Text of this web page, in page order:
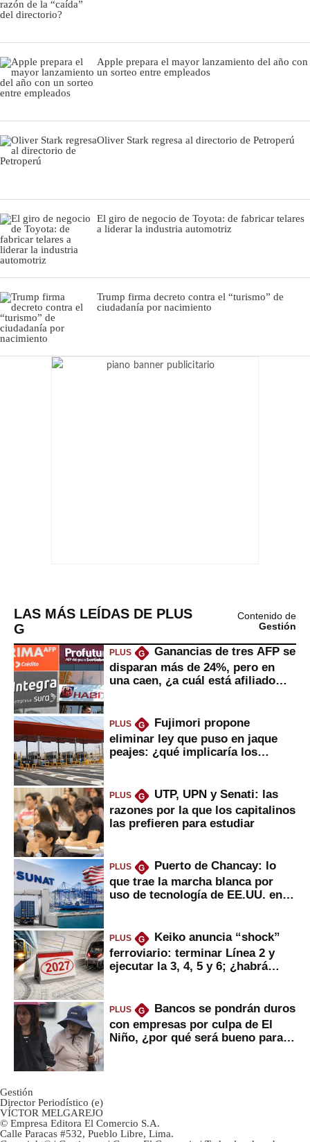
Apple prepara el mayor lanzamiento del año con
un sorteo entre empleados
Oliver Stark regresa al directorio de Petroperú
El giro de negocio de Toyota: de fabricar telares
a liderar la industria automotriz
Trump firma decreto contra el “turismo” de
ciudadanía por nacimiento
LAS MÁS LEÍDAS DE PLUS
G
Contenido de
Gestión
PLUS G
Ganancias de tres AFP se
disparan más de 24%, pero en
una caen, ¿a cuál está afiliado
PLUS G
Fujimori propone
eliminar ley que puso en jaque
peajes: ¿qué implicaría los
PLUS G
UTP, UPN y Senati: las
razones por la que los capitalinos
las prefieren para estudiar
PLUS G
Puerto de Chancay: lo
que trae la marcha blanca por
uso de tecnología de EE.UU. en
PLUS G
Keiko anuncia “shock”
ferroviario: terminar Línea 2 y
ejecutar la 3, 4, 5 y 6; ¿habrá
PLUS G
Bancos se pondrán duros
con empresas por culpa de El
Niño, ¿por qué será bueno para
Gestión
Director Periodístico (e)
VÍCTOR MELGAREJO
© Empresa Editora El Comercio S.A.
Calle Paracas #532, Pueblo Libre, Lima.